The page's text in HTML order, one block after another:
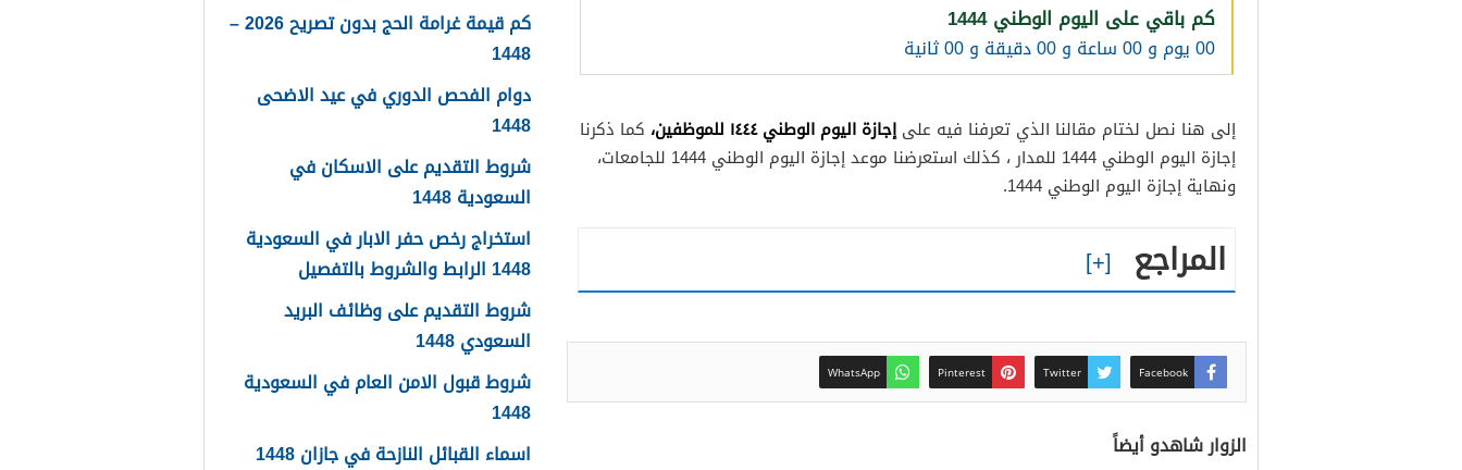
كم باقي على اليوم الوطني 1444
00 يوم و 00 ساعة و 00 دقيقة و 00 ثانية
إلى هنا نصل لختام مقالنا الذي تعرفنا فيه علىإجازة اليوم الوطني ١٤٤٤ للموظفين،
كما ذكرنا
إجازة اليوم الوطني 1444 للمدار ، كذلك استعرضنا موعد إجازة اليوم الوطني 1444 للجامعات،
ونهاية إجازة اليوم الوطني 1444.
المراجع
Facebook
Twitter
Pinterest
WhatsApp
الزوار شاهدو أيضاً
كم قيمة غرامة الحج بدون تصريح 2026 –
1448
دوام الفحص الدوري في عيد الاضحى
1448
شروط التقديم على الاسكان في
السعودية 1448
استخراج رخص حفر الابار في السعودية
1448 الرابط والشروط بالتفصيل
شروط التقديم على وظائف البريد
السعودي 1448
شروط قبول الامن العام في السعودية
1448
اسماء القبائل النازحة في جازان 1448